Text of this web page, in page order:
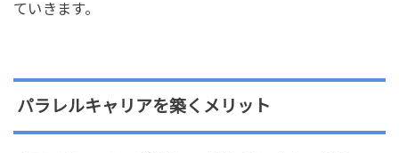
ていきます。
パラレルキャリアを築くメリット